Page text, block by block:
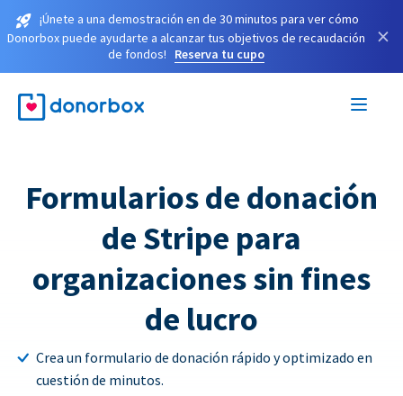
¡Únete a una demostración en de 30 minutos para ver cómo
Donorbox puede ayudarte a alcanzar tus objetivos de recaudación
de fondos!
Reserva tu cupo
×
Formularios de donación
de Stripe para
organizaciones sin fines
de lucro
Crea un formulario de donación rápido y optimizado en
cuestión de minutos.